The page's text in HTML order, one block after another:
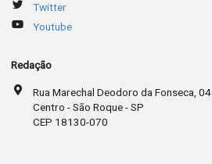
Twitter
Youtube
Redação
Rua Marechal Deodoro da Fonseca, 04
Centro - São Roque - SP
CEP 18130-070